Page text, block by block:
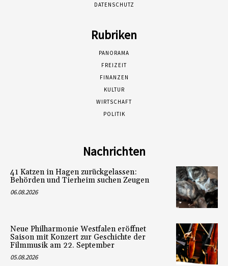
DATENSCHUTZ
Rubriken
PANORAMA
FREIZEIT
FINANZEN
KULTUR
WIRTSCHAFT
POLITIK
Nachrichten
41 Katzen in Hagen zurückgelassen:
Behörden und Tierheim suchen Zeugen
06.08.2026
Neue Philharmonie Westfalen eröffnet
Saison mit Konzert zur Geschichte der
Filmmusik am 22. September
05.08.2026